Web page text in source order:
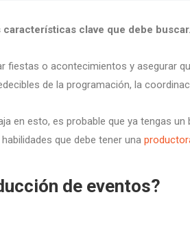
clave que debe buscar.
fiestas o acontecimientos y asegurar
de la programación, la
en esto, es probable que ya tengas
que debe tener una
de eventos?